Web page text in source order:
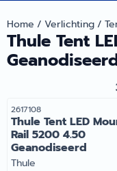
Home / Verlichting/
Thule Tent
Artikelnummer
2617108
Thule Tent LED
Rail 5200 4.50
Geanodiseerd
Merk:
Thule